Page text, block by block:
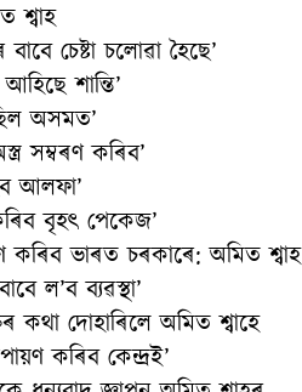
শ্বাহ
চেষ্টা চলোৱা হৈছে’
শান্তি’
অসমত’
সম্বৰণ কৰিব’
আলফা’
বৃহৎ পেকেজ’
কৰিব ভাৰত চৰকাৰে: অমিত শ্বাহ
ল’ব ব্যৱস্থা’
কথা দোহাৰিলে অমিত শ্বাহে
কৰিব কেন্দ্ৰই’